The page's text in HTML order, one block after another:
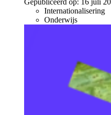
Internationalisering
Onderwijs